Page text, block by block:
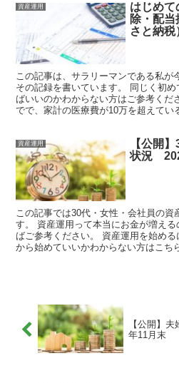
資産運用
はじめて
除・配
さと納税
この記事は、サラリーマンである私が
その記録を書いています。 同じく初
ばいいのかわからない方はご参考くだ
でで、家計の医療費が10万を超えてい
資産運用
【公開
状況
この記事では30代・女性・会社員の資
す。 資産運用って本当にお金が増え
ばご参考ください。 資産運用を始め
から始めていいかわからない方はこち
【公開】
年11月末